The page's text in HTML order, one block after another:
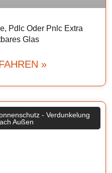
Pdlc Oder Pnlc Extra
Glas
»
- Verdunkelung
Außen